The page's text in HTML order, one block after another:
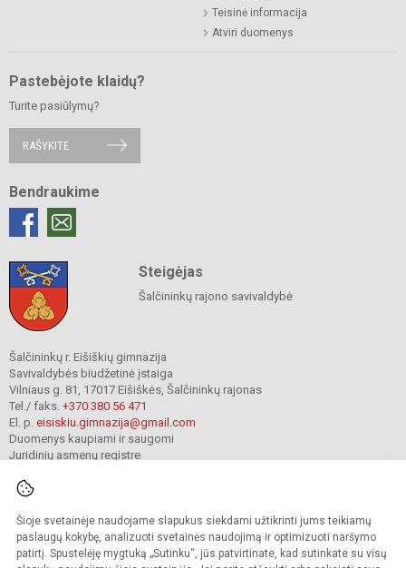
Šioje svetainėje naudojame slapukus siekdami užtikrinti jums teikiamų
paslaugų kokybę, analizuoti svetainės naudojimą ir optimizuoti naršymo
patirtį. Spustelėję mygtuką „Sutinku“, jūs patvirtinate, kad sutinkate su visų
Teisinė informacija
Atviri duomenys
Pastebėjote klaidų?
Turite pasiūlymų?
RAŠYKITE
Bendraukime
Steigėjas
Šalčininkų rajono savivaldybė
Šalčininkų r. Eišiškių gimnazija
Savivaldybės biudžetinė įstaiga
Vilniaus g. 81, 17017 Eišiškės, Šalčininkų rajonas
Tel./ faks. +370 380 56 471
El. p. eisiskiu.gimnazija@gmail.com
Duomenys kaupiami ir saugomi
Juridinių asmenų registre
© 2024. Šalčininkų r. Eišiškių gimnazija. Visos teisės saugomos.
Kopijuoti turinį be raštiško įstaigos administracijos sutikimo griežtai draudžiama.